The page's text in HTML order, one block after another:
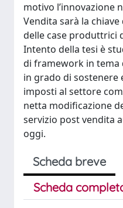
motivo l’innovazione
Vendita sarà la
delle case produttrici
Intento della tesi è
di framework in tema
in grado di sostenere
imposti al settore
netta modificazione
servizio post vendita
oggi.
Scheda breve
Scheda